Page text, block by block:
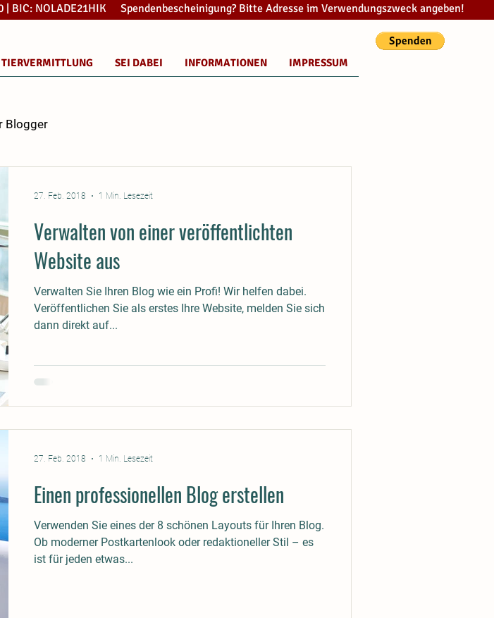
| BIC: NOLADE21HIK Spendenbescheinigung? Bitte Adresse im Verwendungszweck angeben!
TIERVERMITTLUNG SEI DABEI INFORMATIONEN IMPRESSUM
Blogger
Verwalten von einer veröffentlichten
Website aus
Verwalten Sie Ihren Blog wie ein Profi! Wir helfen dabei.
Veröffentlichen Sie als erstes Ihre Website, melden Sie sich
dann direkt auf...
27. Feb. 2018 1 Min. Lesezeit
Einen professionellen Blog erstellen
Verwenden Sie eines der 8 schönen Layouts für Ihren Blog.
Ob moderner Postkartenlook oder redaktioneller Stil – es
ist für jeden etwas...
27. Feb. 2018 1 Min. Lesezeit